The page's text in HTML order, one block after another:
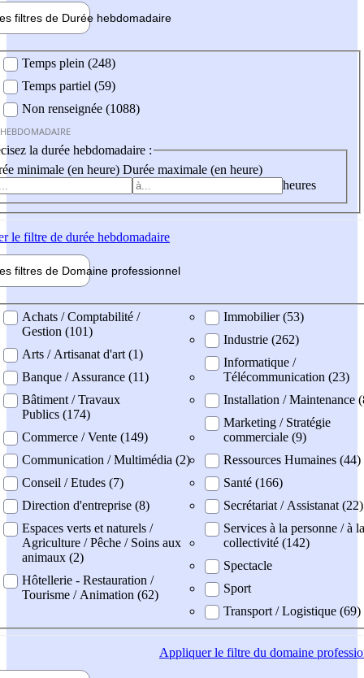
filtres de Durée hebdomadaire
Temps plein (248)
Temps partiel (59)
Non renseignée (1088)
la durée hebdomadaire :
minimale (en heure) Durée maximale (en heure)
heures
le filtre de durée hebdomadaire
filtres de Domaine professionnel
professionel
Achats / Comptabilité /
Gestion (101)
Arts / Artisanat d'art (1)
Banque / Assurance (11)
Bâtiment / Travaux
Publics (174)
Commerce / Vente (149)
Communication / Multimédia (2)
Conseil / Etudes (7)
Direction d'entreprise (8)
Espaces verts et naturels /
Agriculture / Pêche / Soins aux
animaux (2)
Hôtellerie - Restauration /
Tourisme / Animation (62)
Immobilier (53)
Industrie (262)
Informatique /
Télécommunication (23)
Installation / Maintenance
Marketing / Stratégie
commerciale (9)
Ressources Humaines (44)
Santé (166)
Secrétariat / Assistanat (22)
Services à la personne / à la
collectivité (142)
Spectacle
Sport
Transport / Logistique (69)
Appliquerle filtre du domaine